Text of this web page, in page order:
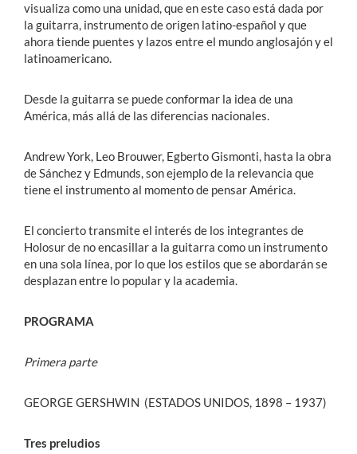
visualiza como una unidad, que en este caso está dada por
la guitarra, instrumento de origen latino-español y que
ahora tiende puentes y lazos entre el mundo anglosajón y el
latinoamericano.
Desde la guitarra se puede conformar la idea de una
América, más allá de las diferencias nacionales.
Andrew York, Leo Brouwer, Egberto Gismonti, hasta la obra
de Sánchez y Edmunds, son ejemplo de la relevancia que
tiene el instrumento al momento de pensar América.
El concierto transmite el interés de los integrantes de
Holosur de no encasillar a la guitarra como un instrumento
en una sola línea, por lo que los estilos que se abordarán se
desplazan entre lo popular y la academia.
PROGRAMA
Primera parte
GEORGE GERSHWIN (ESTADOS UNIDOS, 1898 – 1937)
Tres preludios